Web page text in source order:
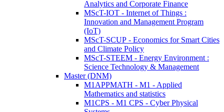
Analytics and Corporate Finance
MScT-IOT - Internet of Things :
Innovation and Management Program
(IoT)
MScT-SCUP - Economics for Smart Cities
and Climate Policy
MScT-STEEM - Energy Environment :
Science Technology & Management
Master (DNM)
M1APPMATH - M1 - Applied
Mathematics and statistics
M1CPS - M1 CPS - Cyber Physical